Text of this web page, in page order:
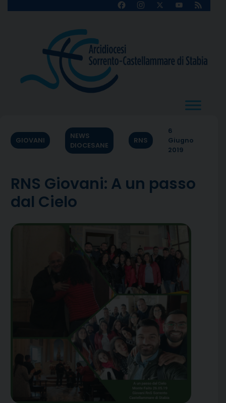
FacebookInstagram
X
YouTube
Feed
GIOVANI
NEWS
DIOCESANE
RNS
6
Giugno
2019
RNS Giovani: A un passo
dal Cielo